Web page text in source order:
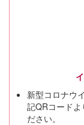
新型コロナウ
記QRコード
ださい。